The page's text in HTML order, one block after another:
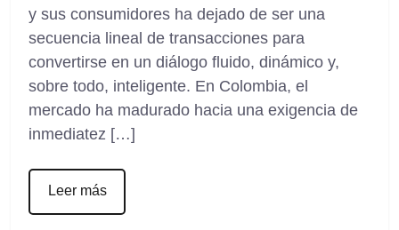
y sus consumidores ha dejado de ser una
secuencia lineal de transacciones para
convertirse en un diálogo fluido, dinámico y,
sobre todo, inteligente. En Colombia, el
mercado ha madurado hacia una exigencia de
inmediatez […]
Leer más